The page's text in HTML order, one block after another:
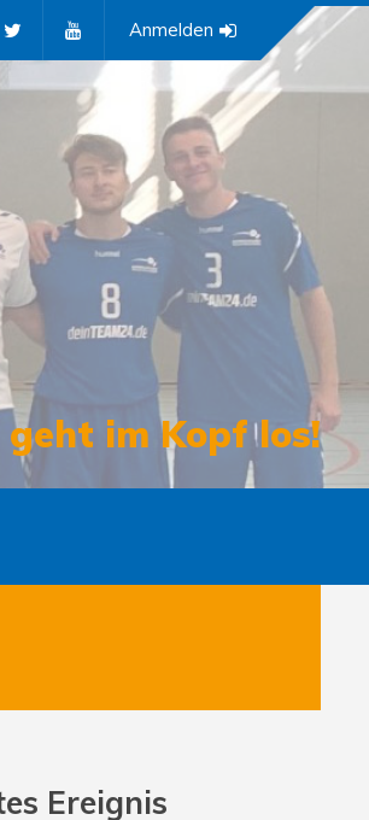
im Kopf los!
Anmelden
Ereignis